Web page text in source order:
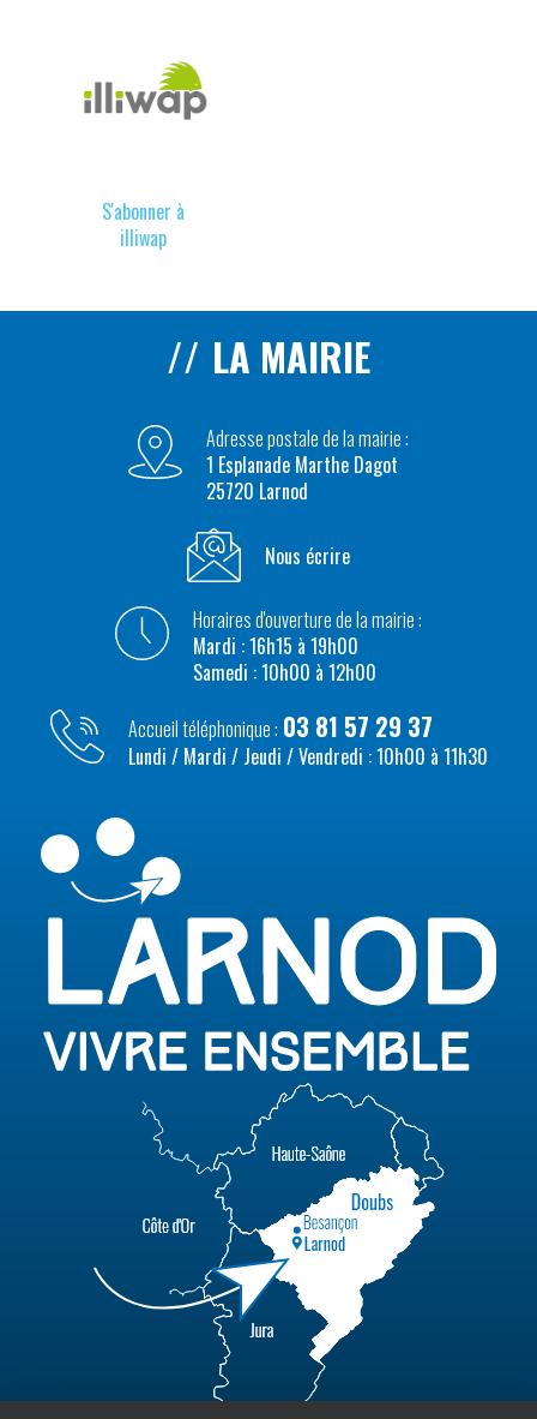
S'abonner à
illiwap
LA MAIRIE
Adresse postale de la mairie :
1 Esplanade Marthe Dagot
25720 Larnod
Nous écrire
Horaires d'ouverture de la mairie :
Mardi : 16h15 à 19h00
Samedi : 10h00 à 12h00
Accueil téléphonique : 03 81 57 29 37
Lundi / Mardi / Jeudi / Vendredi : 10h00 à 11h30